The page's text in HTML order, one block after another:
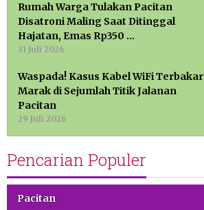
Rumah Warga Tulakan Pacitan
Disatroni Maling Saat Ditinggal
Hajatan, Emas Rp350 …
31 Juli 2026
Waspada! Kasus Kabel WiFi Terbakar
Marak di Sejumlah Titik Jalanan
Pacitan
29 Juli 2026
Pencarian Populer
Pacitan